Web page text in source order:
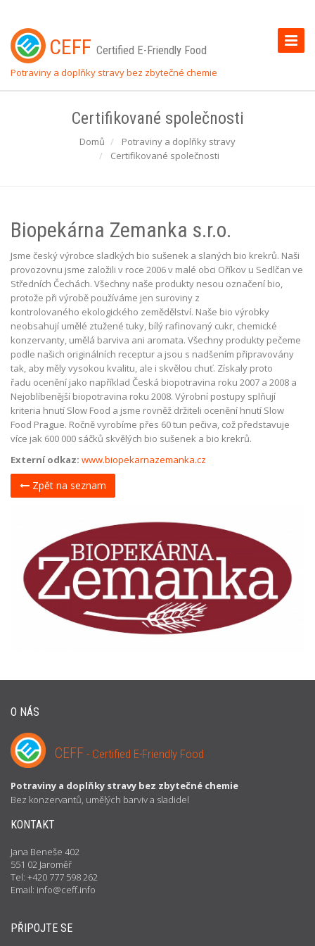
Toggle
CEFF Certified E-Friendly Food
Potraviny a doplňky stravy bez zbytečné chemie
Certifikované společnosti
Domů
Potraviny a doplňky stravy
Certifikované společnosti
Biopekárna Zemanka s.r.o.
Jsme český výrobce sladkých bio sušenek a slaných bio krekrů. Naši
provozovnu jsme založili v roce 2006 v malé obci Oříkov u Sedlčan ve
Středních Čechách. Všechny naše produkty nesou označení bio,
protože při výrobě používáme jen suroviny z
kontrolovaného ekologického zemědělství. Naše bio výrobky
neobsahují umělé ztužené tuky, bílý rafinovaný cukr, chemické
konzervanty, umělá barviva ani aromata. Všechny produkty pečeme
podle našich originálních receptur a jsou s nadšením připravovány
tak, aby měly vysokou kvalitu, ale i skvělou chuť. Získaly proto
řadu ocenění jako například Česká biopotravina roku 2007 a 2008 a
Nejoblíbenější biopotravina roku 2008. Výrobní postupy splňují
kriteria hnutí Slow Food a jsme rovněž držiteli ocenění hnutí Slow
Food Prague. Ročně vyrobíme přes 60 tun pečiva, což představuje
více jak 600 000 sáčků skvělých bio sušenek a bio krekrů.
Externí odkaz: www.biopekarnazemanka.cz
Zpět na seznam
O NÁS
CEFF - Certified E-Friendly Food
Potraviny a doplňky stravy bez zbytečné chemie
Bez konzervantů, umělých barviv a sladidel
KONTAKT
Jana Beneše 402
551 02 Jaroměř
Tel: +420 777 598 262
Email: info@ceff.info
PŘIPOJTE SE